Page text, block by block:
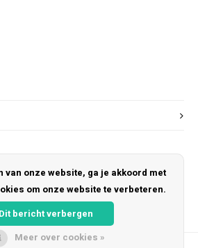
van onze website, ga je akkoord met
om onze website te verbeteren.
Dit bericht verbergen
Meer over cookies »